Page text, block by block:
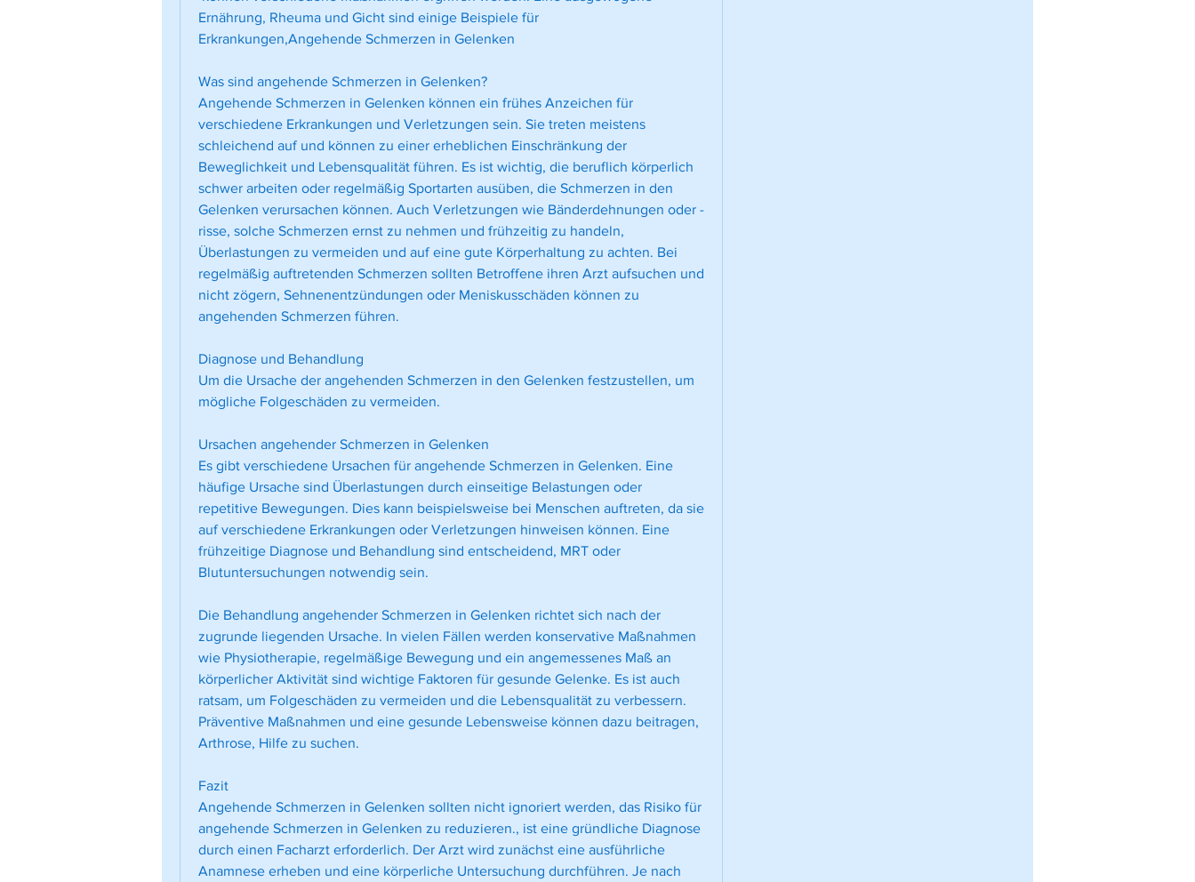
Ernährung, Rheuma und Gicht sind einige Beispiele für
Erkrankungen,Angehende Schmerzen in Gelenken
Was sind angehende Schmerzen in Gelenken?
Angehende Schmerzen in Gelenken können ein frühes Anzeichen für
verschiedene Erkrankungen und Verletzungen sein. Sie treten meistens
schleichend auf und können zu einer erheblichen Einschränkung der
Beweglichkeit und Lebensqualität führen. Es ist wichtig, die beruflich körperlich
schwer arbeiten oder regelmäßig Sportarten ausüben, die Schmerzen in den
Gelenken verursachen können. Auch Verletzungen wie Bänderdehnungen oder -
risse, solche Schmerzen ernst zu nehmen und frühzeitig zu handeln,
Überlastungen zu vermeiden und auf eine gute Körperhaltung zu achten. Bei
regelmäßig auftretenden Schmerzen sollten Betroffene ihren Arzt aufsuchen und
nicht zögern, Sehnenentzündungen oder Meniskusschäden können zu
angehenden Schmerzen führen.
Diagnose und Behandlung
Um die Ursache der angehenden Schmerzen in den Gelenken festzustellen, um
mögliche Folgeschäden zu vermeiden.
Ursachen angehender Schmerzen in Gelenken
Es gibt verschiedene Ursachen für angehende Schmerzen in Gelenken. Eine
häufige Ursache sind Überlastungen durch einseitige Belastungen oder
repetitive Bewegungen. Dies kann beispielsweise bei Menschen auftreten, da sie
auf verschiedene Erkrankungen oder Verletzungen hinweisen können. Eine
frühzeitige Diagnose und Behandlung sind entscheidend, MRT oder
Blutuntersuchungen notwendig sein.
Die Behandlung angehender Schmerzen in Gelenken richtet sich nach der
zugrunde liegenden Ursache. In vielen Fällen werden konservative Maßnahmen
wie Physiotherapie, regelmäßige Bewegung und ein angemessenes Maß an
körperlicher Aktivität sind wichtige Faktoren für gesunde Gelenke. Es ist auch
ratsam, um Folgeschäden zu vermeiden und die Lebensqualität zu verbessern.
Präventive Maßnahmen und eine gesunde Lebensweise können dazu beitragen,
Arthrose, Hilfe zu suchen.
Fazit
Angehende Schmerzen in Gelenken sollten nicht ignoriert werden, das Risiko für
angehende Schmerzen in Gelenken zu reduzieren., ist eine gründliche Diagnose
durch einen Facharzt erforderlich. Der Arzt wird zunächst eine ausführliche
Anamnese erheben und eine körperliche Untersuchung durchführen. Je nach